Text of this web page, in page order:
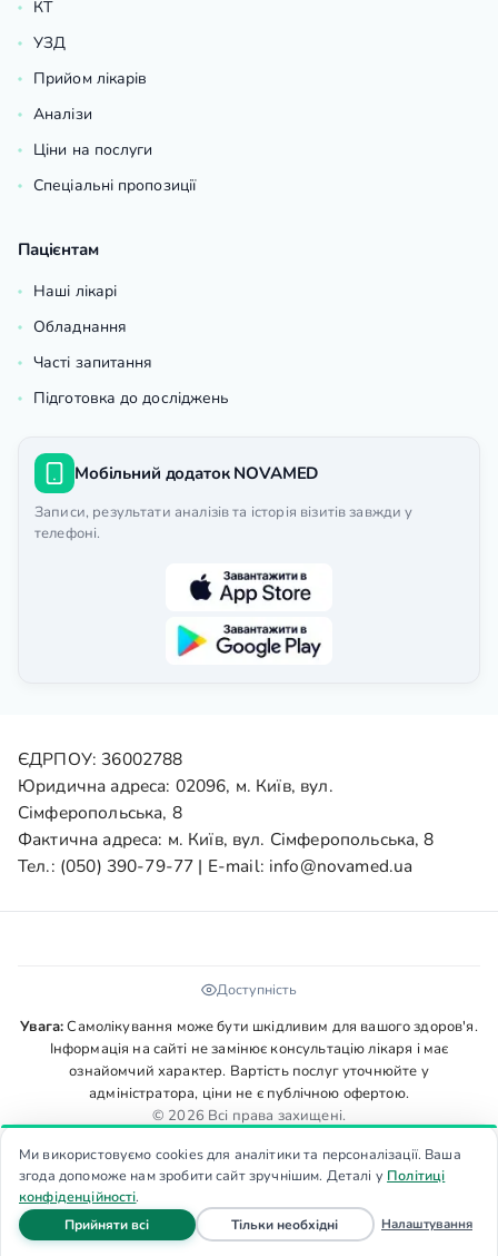
Головна Запис Дзвінок
КТ
УЗД
Прийом лікарів
Аналізи
Ціни на послуги
Спеціальні пропозиції
Пацієнтам
Наші лікарі
Обладнання
Часті запитання
Підготовка до досліджень
Мобільний додаток NOVAMED
Записи, результати аналізів та історія візитів завжди у
телефоні.
ЄДРПОУ: 36002788
Юридична адреса: 02096, м. Київ, вул.
Сімферопольська, 8
Фактична адреса: м. Київ, вул. Сімферопольська, 8
Тел.: (050) 390-79-77 | E-mail: info@novamed.ua
Доступність
Увага:Самолікування може бути шкідливим для вашого здоров'я.
Інформація на сайті не замінює консультацію лікаря і має
ознайомчий характер. Вартість послуг уточнюйте у
адміністратора, ціни не є публічною офертою.
© 2026 Всі права захищені.
Ми використовуємо cookies для аналітики та персоналізації. Ваша
згода допоможе нам зробити сайт зручнішим. Деталі у Політиці
конфіденційності.
Прийняти всіфайли cookieТільки необхідніфайли cookieНалаштування